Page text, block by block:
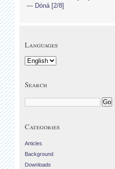
Dóná [2/8]
Languages
Search
Categories
Articles
Background
Downloads